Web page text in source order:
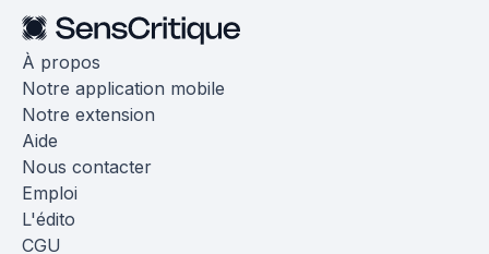
À propos
Notre application mobile
Notre extension
Aide
Nous contacter
Emploi
L'édito
CGU